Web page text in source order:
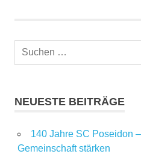
NEUESTE BEITRÄGE
140 Jahre SC Poseidon
Gemeinschaft stärken